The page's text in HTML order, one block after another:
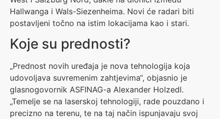
Hallwanga i Wals-Siezenheima. Novi će radari biti
postavljeni točno na istim lokacijama kao i stari.
Koje su prednosti?
„Prednost novih uređaja je nova tehnologija koja
udovoljava suvremenim zahtjevima“, objasnio je
glasnogovornik ASFINAG-a Alexander Holzedl.
„Temelje se na laserskoj tehnologiji, rade pouzdano i
precizno na terenu, te na taj način ispunjavaju svoj